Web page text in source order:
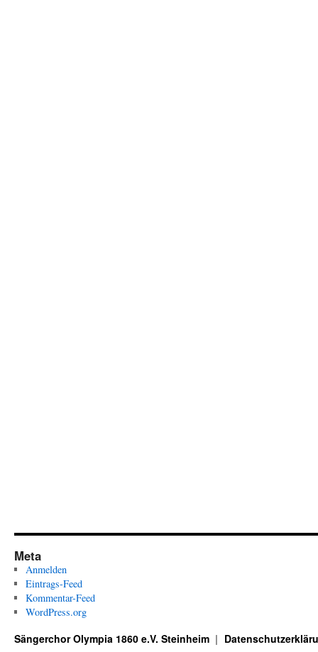
Meta
Anmelden
Eintrags-Feed
Kommentar-Feed
WordPress.org
Sängerchor Olympia 1860 e.V. Steinheim